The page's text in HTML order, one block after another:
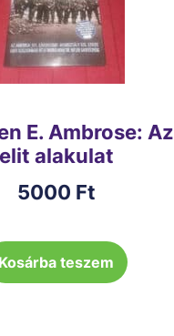
E. Ambrose: Az
elit alakulat
5000 Ft
Kosárba teszem